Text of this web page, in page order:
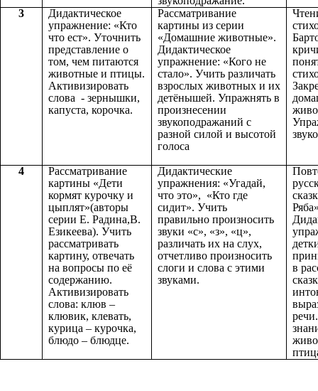
3
Дидактическое
упражнение: «Кто
что ест». Уточнить
представление о
том, чем питаются
животные и птицы.
Активизировать
слова - зернышки,
капуста, корочка.
Рассматривание
картины из серии
«Домашние животные».
Дидактическое
упражнение: «Кого не
стало». Учить различать
взрослых животных и их
детёнышей. Упражнять в
произнесении
звукоподражаний с
разной силой и высотой
голоса
4
Рассматривание
картины «Дети
кормят курочку и
цыплят»(авторы
серии Е. Радина,В.
Езикеева). Учить
рассматривать
картину, отвечать
на вопросы по её
содержанию.
Активизировать
слова: клюв –
клювик, клевать,
курица – курочка,
блюдо – блюдце.
Дидактические
упражнения: «Угадай,
что это», «Кто где
сидит». Учить
правильно произносить
звуки «с», «з», «ц»,
различать их на слух,
отчетливо произносить
слоги и слова с этими
звуками.
в